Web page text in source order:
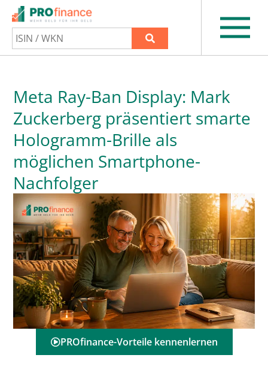
Meta Ray-Ban Display: Mark
Zuckerberg präsentiert smarte
Hologramm-Brille als
möglichen Smartphone-
Nachfolger
PROfinance-Vorteile kennenlernen